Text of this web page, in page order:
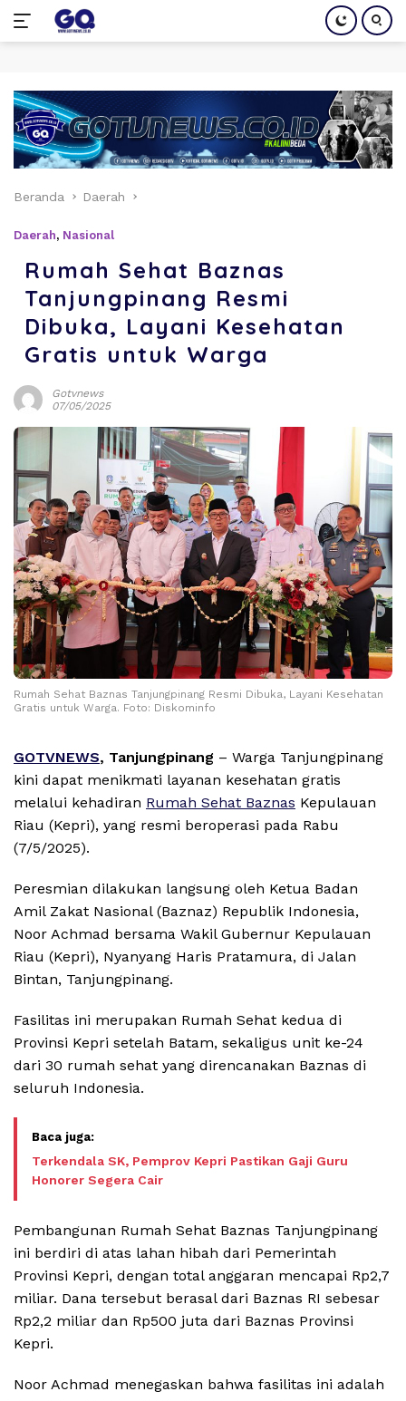
konten
Beranda Daerah
Daerah, Nasional
Rumah Sehat Baznas
Tanjungpinang Resmi
Dibuka, Layani Kesehatan
Gratis untuk Warga
Gotvnews
07/05/2025
Rumah Sehat Baznas Tanjungpinang Resmi Dibuka, Layani Kesehatan
Gratis untuk Warga. Foto: Diskominfo
GOTVNEWS, Tanjungpinang – Warga Tanjungpinang
kini dapat menikmati layanan kesehatan gratis
melalui kehadiran Rumah Sehat Baznas Kepulauan
Riau (Kepri), yang resmi beroperasi pada Rabu
(7/5/2025).
Peresmian dilakukan langsung oleh Ketua Badan
Amil Zakat Nasional (Baznaz) Republik Indonesia,
Noor Achmad bersama Wakil Gubernur Kepulauan
Riau (Kepri), Nyanyang Haris Pratamura, di Jalan
Bintan, Tanjungpinang.
Fasilitas ini merupakan Rumah Sehat kedua di
Provinsi Kepri setelah Batam, sekaligus unit ke-24
dari 30 rumah sehat yang direncanakan Baznas di
seluruh Indonesia.
Terkendala SK, Pemprov Kepri Pastikan Gaji Guru
Honorer Segera Cair
Pembangunan Rumah Sehat Baznas Tanjungpinang
ini berdiri di atas lahan hibah dari Pemerintah
Provinsi Kepri, dengan total anggaran mencapai Rp2,7
miliar. Dana tersebut berasal dari Baznas RI sebesar
Rp2,2 miliar dan Rp500 juta dari Baznas Provinsi
Kepri.
Noor Achmad menegaskan bahwa fasilitas ini adalah